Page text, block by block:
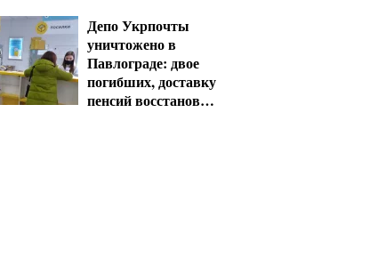
Депо Укрпочты
уничтожено в
Павлограде: двое
погибших, доставку
пенсий восстановят